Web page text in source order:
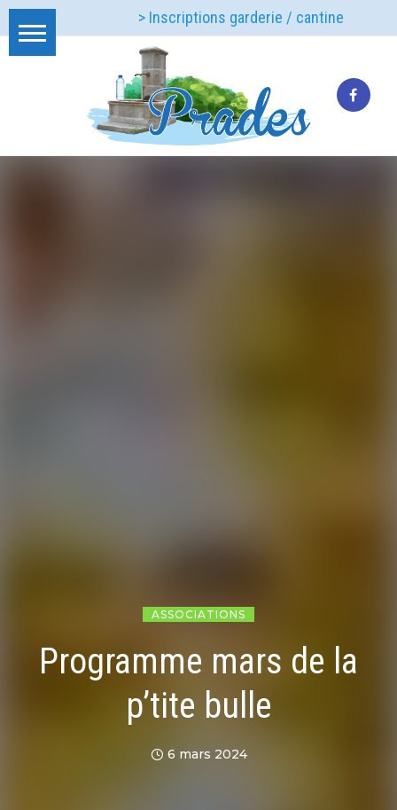
> Inscriptions garderie / cantine
ASSOCIATIONS
Programme mars de la
p’tite bulle
6 mars 2024